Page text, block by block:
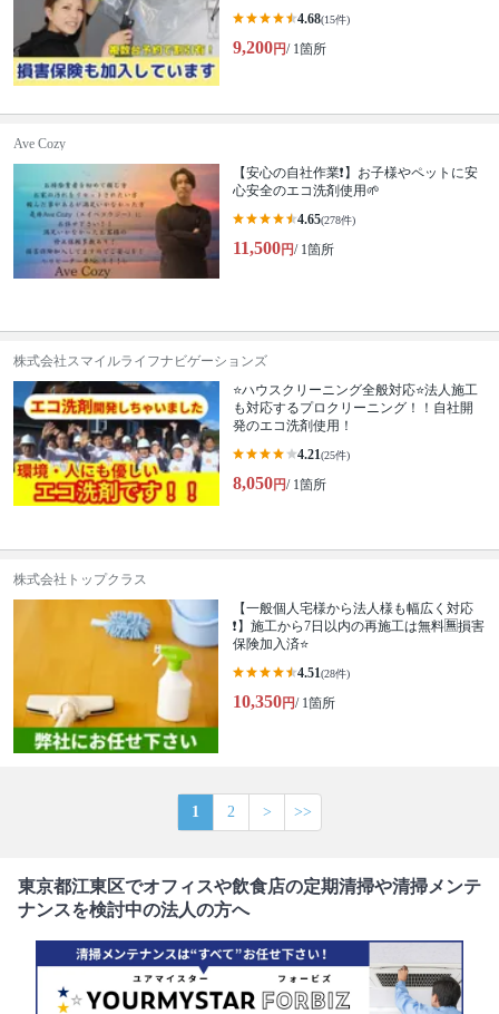
4.68(15件)
9,200円/ 1箇所
Ave Cozy
【安心の自社作業❗️】お子様やペットに安
心安全のエコ洗剤使用🌱
4.65(278件)
11,500円/ 1箇所
株式会社スマイルライフナビゲーションズ
⭐ハウスクリーニング全般対応⭐法人施工
も対応するプロクリーニング！！自社開
発のエコ洗剤使用！
4.21(25件)
8,050円/ 1箇所
株式会社トップクラス
【一般個人宅様から法人様も幅広く対応
❗️】施工から7日以内の再施工は無料🈚️損害
保険加入済⭐️
4.51(28件)
10,350円/ 1箇所
1 2 > >>
東京都江東区でオフィスや飲食店の定期清掃や清掃メンテ
ナンスを検討中の法人の方へ